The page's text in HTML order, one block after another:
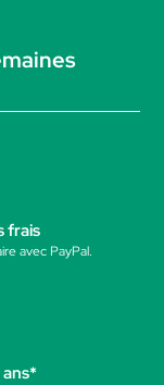
frais
avec PayPal.